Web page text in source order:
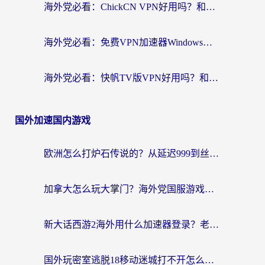
海外党必看：ChickCN VPN好用吗？和星河VPN对比哪个回国效果更好？附真实体验+避坑指南
海外党必看：免费VPN加速器Windows版怎么选？附真实测评与无缝访问国内资源指南
海外党必看：快帆TV版VPN好用吗？和hi龟龟VPN对比哪个回国效果更好？附免费加速器选择指南
国外加速国内游戏
欧洲怎么打炉石传说的？从延迟999到丝滑上分，我找到了靠谱加速器
加拿大怎么玩大掌门？海外党国服游戏加速避坑指南（附实用工具推荐）
新大话西游2海外用什么加速器登录？老玩家亲测有效的国服游戏加速指南
国外玩密室逃脱18移动迷城打不开怎么办？海外玩家亲测有效的解决指南